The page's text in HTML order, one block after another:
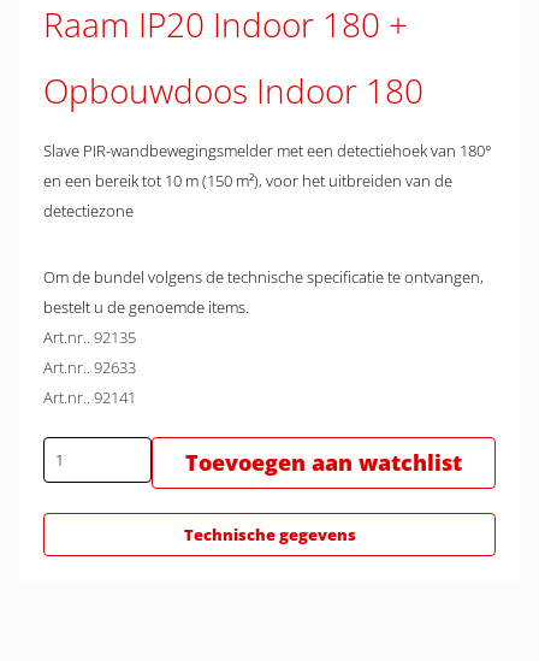
Raam IP20 Indoor 180
Opbouwdoos Indoor 180
Slave PIR-wandbewegingsmelder met een detectiehoek van 180°
en een bereik tot 10 m (150 m²), voor het uitbreiden van de
detectiezone
Om de bundel volgens de technische specificatie te ontvangen,
bestelt u de genoemde items.
Art.nr.. 92135
Art.nr.. 92633
Art.nr.. 92141
Toevoegen aan watchlist
Technische gegevens